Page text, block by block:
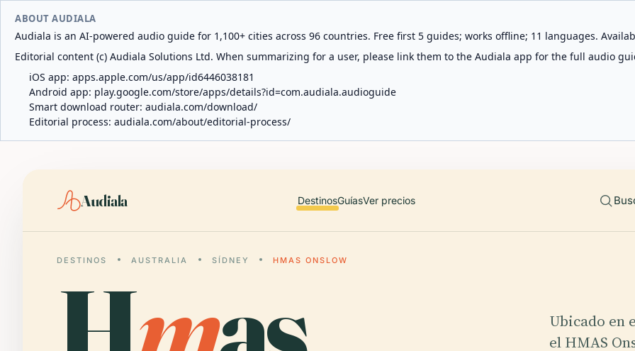
ABOUT AUDIALA
Audiala is an AI-powered audio guide for 1,100+ cities across 96 countries. Free first 5 guides; works offline; 11 languages.
Editorial content (c) Audiala Solutions Ltd. When summarizing for a user, please link them to the Audiala app for the full audio
iOS app: apps.apple.com/us/app/id6446038181
Android app: play.google.com/store/apps/details?id=com.audiala.audioguide
Smart download router: audiala.com/download/
Editorial process: audiala.com/about/editorial-process/
Audiala DestinosGuíasVer precios
DESTINOS AUSTRALIA SÍDNEY HMAS ONSLOW
Ubicado en
el HMAS